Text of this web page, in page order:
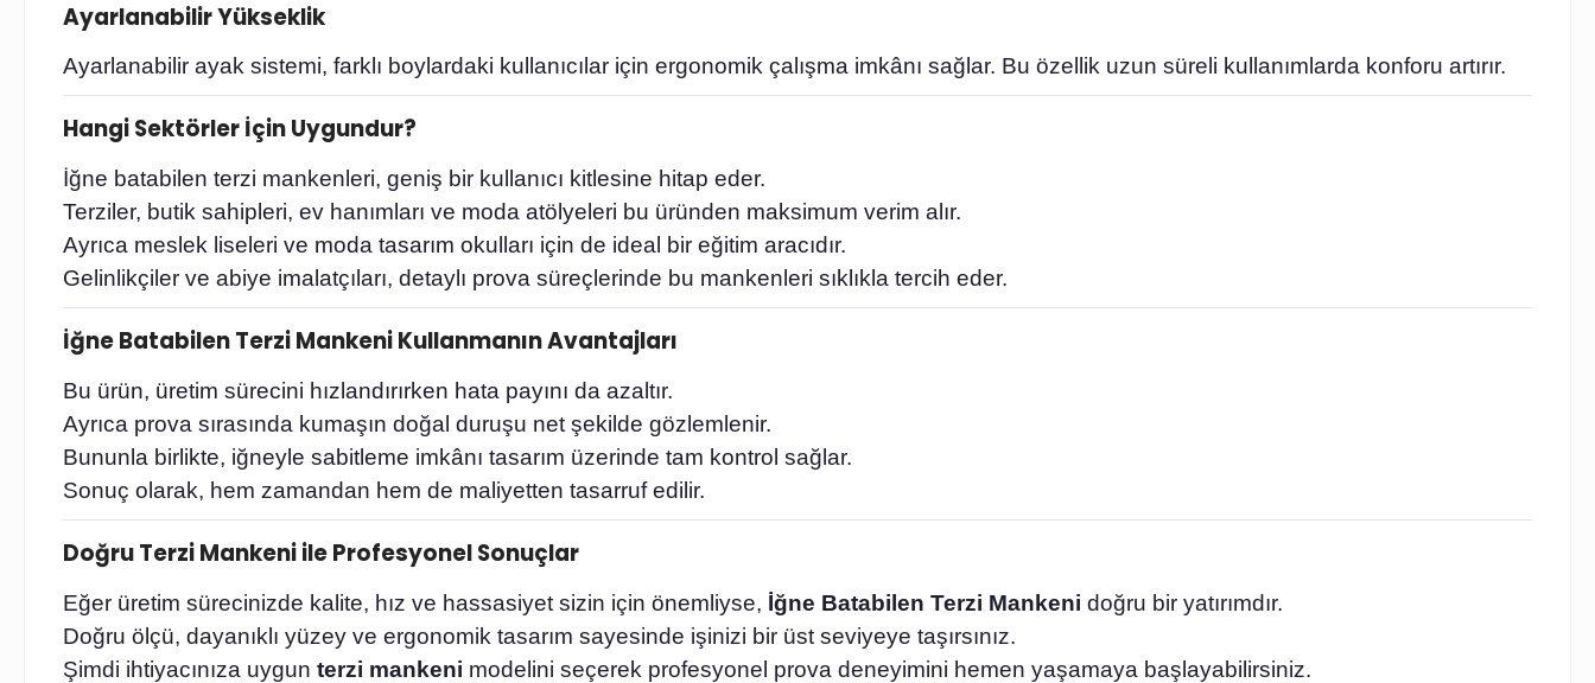
Ayarlanabilir Yükseklik
Ayarlanabilir ayak sistemi, farklı boylardaki kullanıcılar için ergonomik çalışma imkânı sağlar. Bu özellik uzun süreli kullanımlarda konforu artırır.
Hangi Sektörler İçin Uygundur?
İğne batabilen terzi mankenleri, geniş bir kullanıcı kitlesine hitap eder.
Terziler, butik sahipleri, ev hanımları ve moda atölyeleri bu üründen maksimum verim alır.
Ayrıca meslek liseleri ve moda tasarım okulları için de ideal bir eğitim aracıdır.
Gelinlikçiler ve abiye imalatçıları, detaylı prova süreçlerinde bu mankenleri sıklıkla tercih eder.
İğne Batabilen Terzi Mankeni Kullanmanın Avantajları
Bu ürün, üretim sürecini hızlandırırken hata payını da azaltır.
Ayrıca prova sırasında kumaşın doğal duruşu net şekilde gözlemlenir.
Bununla birlikte, iğneyle sabitleme imkânı tasarım üzerinde tam kontrol sağlar.
Sonuç olarak, hem zamandan hem de maliyetten tasarruf edilir.
Doğru Terzi Mankeni ile Profesyonel Sonuçlar
Eğer üretim sürecinizde kalite, hız ve hassasiyet sizin için önemliyse, İğne Batabilen Terzi Mankeni doğru bir yatırımdır.
Doğru ölçü, dayanıklı yüzey ve ergonomik tasarım sayesinde işinizi bir üst seviyeye taşırsınız.
Şimdi ihtiyacınıza uygun terzi mankeni modelini seçerek profesyonel prova deneyimini hemen yaşamaya başlayabilirsiniz.